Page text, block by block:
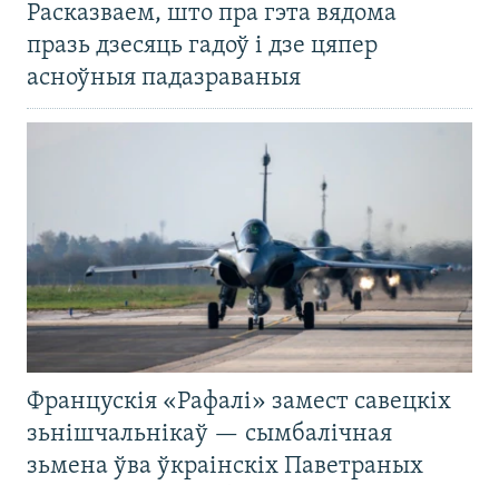
Расказваем, што пра гэта вядома
празь дзесяць гадоў і дзе цяпер
асноўныя падазраваныя
Францускія «Рафалі» замест савецкіх
зьнішчальнікаў — сымбалічная
зьмена ўва ўкраінскіх Паветраных